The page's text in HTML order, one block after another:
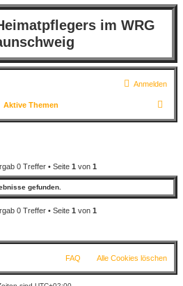
im WRG
Anmelden
Aktive Themen
u
0 Treffer • Seite 1 von 1
gefunden.
0 Treffer • Seite 1 von 1
Alle Cookies löschen
FAQ